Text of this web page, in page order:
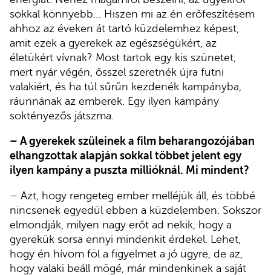
sokkal könnyebb… Hiszen mi az én erőfeszítésem
ahhoz az éveken át tartó küzdelemhez képest,
amit ezek a gyerekek az egészségükért, az
életükért vívnak? Most tartok egy kis szünetet,
mert nyár végén, ősszel szeretnék újra futni
valakiért, és ha túl sűrűn kezdenék kampányba,
ráunnának az emberek. Egy ilyen kampány
soktényezős játszma.
– A gyerekek szüleinek a film beharangozójában
elhangzottak alapján sokkal többet jelent egy
ilyen kampány a puszta millióknál. Mi mindent?
– Azt, hogy rengeteg ember melléjük áll, és többé
nincsenek egyedül ebben a küzdelemben. Sokszor
elmondják, milyen nagy erőt ad nekik, hogy a
gyerekük sorsa ennyi mindenkit érdekel. Lehet,
hogy én hívom föl a figyelmet a jó ügyre, de az,
hogy valaki beáll mögé, már mindenkinek a saját